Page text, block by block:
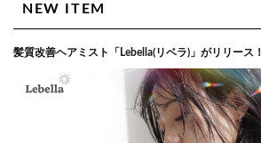
NEW ITEM
髪質改善ヘアミスト「Lebella(リベラ)」がリリース！